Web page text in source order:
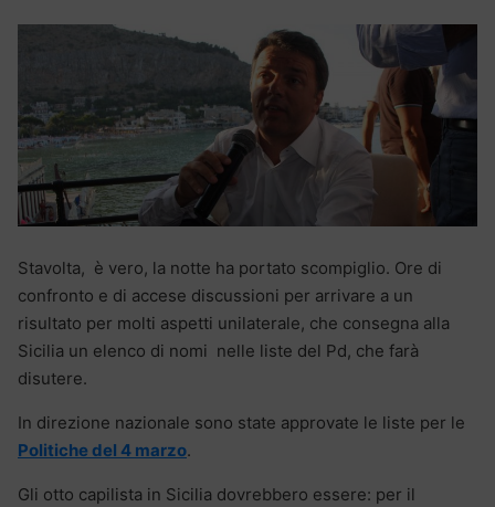
Stavolta, è vero, la notte ha portato scompiglio. Ore di
confronto e di accese discussioni per arrivare a un
risultato per molti aspetti unilaterale, che consegna alla
Sicilia un elenco di nomi nelle liste del Pd, che farà
disutere.
In direzione nazionale sono state approvate le liste per le
Politiche del 4 marzo.
Gli otto capilista in Sicilia dovrebbero essere: per il